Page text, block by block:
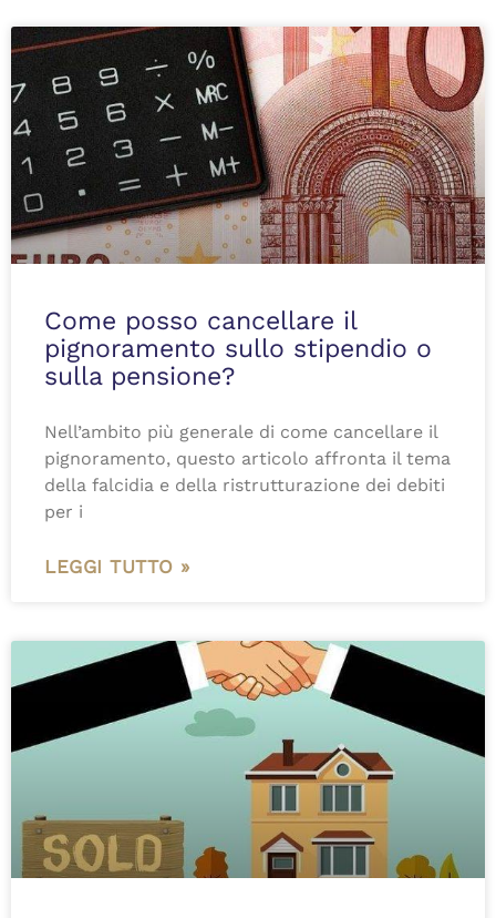
Come posso cancellare il
pignoramento sullo stipendio o
sulla pensione?
Nell’ambito più generale di come cancellare il
pignoramento, questo articolo affronta il tema
della falcidia e della ristrutturazione dei debiti
per i
LEGGI TUTTO »